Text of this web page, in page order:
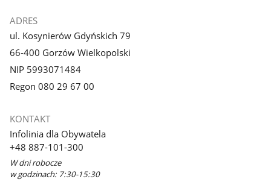
ADRES
ul. Kosynierów Gdyńskich 79
66-400 Gorzów Wielkopolski
NIP 5993071484
Regon 080 29 67 00
KONTAKT
Infolinia dla Obywatela
+48 887-101-300
W dni robocze
w godzinach: 7:30-15:30